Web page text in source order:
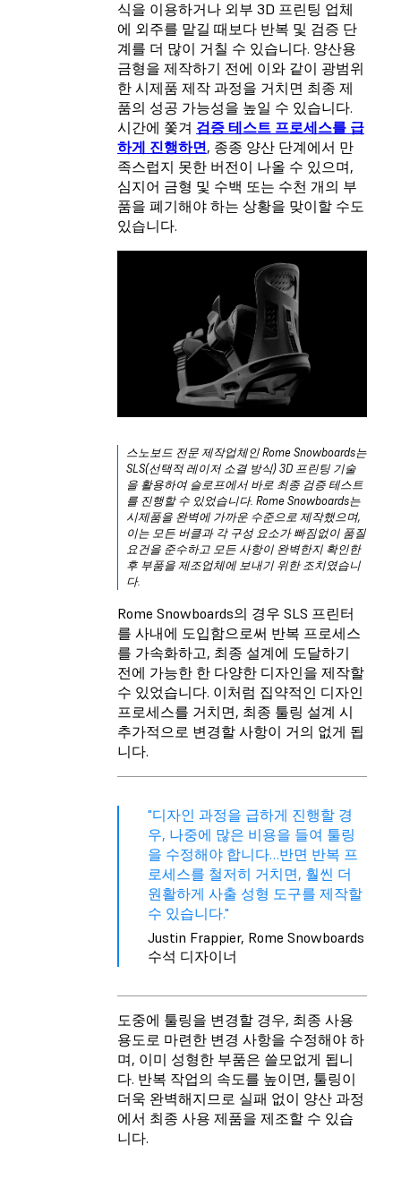
식을 이용하거나 외부 3D 프린팅 업체
에 외주를 맡길 때보다 반복 및 검증 단
계를 더 많이 거칠 수 있습니다. 양산용
금형을 제작하기 전에 이와 같이 광범위
한 시제품 제작 과정을 거치면 최종 제
품의 성공 가능성을 높일 수 있습니다.
시간에 쫓겨 검증 테스트 프로세스를 급
하게 진행하면, 종종 양산 단계에서 만
족스럽지 못한 버전이 나올 수 있으며,
심지어 금형 및 수백 또는 수천 개의 부
품을 폐기해야 하는 상황을 맞이할 수도
있습니다.
스노보드 전문 제작업체인 Rome Snowboards는
SLS(선택적 레이저 소결 방식) 3D 프린팅 기술
을 활용하여 슬로프에서 바로 최종 검증 테스트
를 진행할 수 있었습니다. Rome Snowboards는
시제품을 완벽에 가까운 수준으로 제작했으며,
이는 모든 버클과 각 구성 요소가 빠짐없이 품질
요건을 준수하고 모든 사항이 완벽한지 확인한
후 부품을 제조업체에 보내기 위한 조치였습니
다.
Rome Snowboards의 경우 SLS 프린터
를 사내에 도입함으로써 반복 프로세스
를 가속화하고, 최종 설계에 도달하기
전에 가능한 한 다양한 디자인을 제작할
수 있었습니다. 이처럼 집약적인 디자인
프로세스를 거치면, 최종 툴링 설계 시
추가적으로 변경할 사항이 거의 없게 됩
니다.
"디자인 과정을 급하게 진행할 경
우, 나중에 많은 비용을 들여 툴링
을 수정해야 합니다…반면 반복 프
로세스를 철저히 거치면, 훨씬 더
원활하게 사출 성형 도구를 제작할
수 있습니다."
Justin Frappier, Rome Snowboards
수석 디자이너
도중에 툴링을 변경할 경우, 최종 사용
용도로 마련한 변경 사항을 수정해야 하
며, 이미 성형한 부품은 쓸모없게 됩니
다. 반복 작업의 속도를 높이면, 툴링이
더욱 완벽해지므로 실패 없이 양산 과정
에서 최종 사용 제품을 제조할 수 있습
니다.